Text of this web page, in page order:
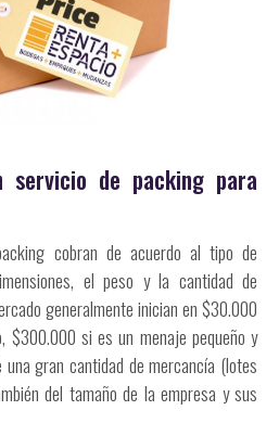
servicio de packing para
cobran de acuerdo al tipo de
el peso y la cantidad de
generalmente inician en $30.000
si es un menaje pequeño y
gran cantidad de mercancía (lotes
del tamaño de la empresa y sus